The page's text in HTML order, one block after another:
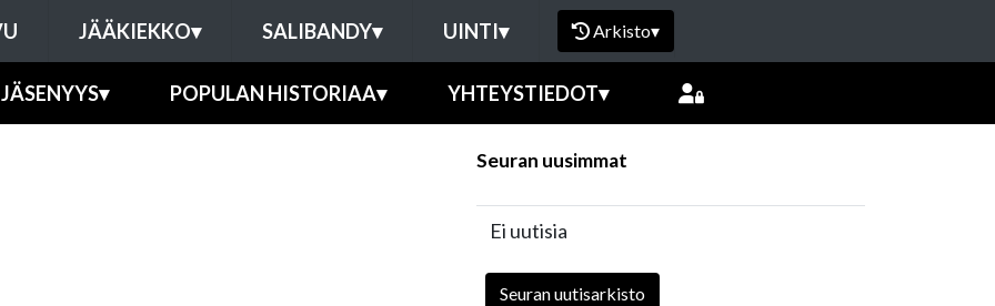
JÄÄKIEKKO▾ SALIBANDY▾ UINTI▾ Arkisto▾
JÄSENYYS▾ POPULAN HISTORIAA▾ YHTEYSTIEDOT▾
Seuran uusimmat
Ei uutisia
Seuran uutisarkisto